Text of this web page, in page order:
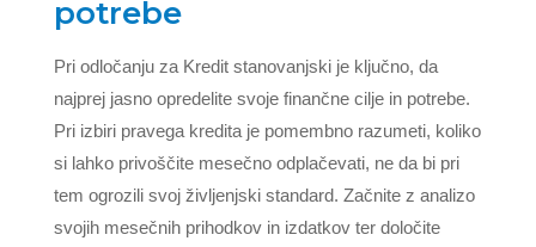
potrebe
Pri odločanju za Kredit stanovanjski je ključno, da
najprej jasno opredelite svoje finančne cilje in potrebe.
Pri izbiri pravega kredita je pomembno razumeti, koliko
si lahko privoščite mesečno odplačevati, ne da bi pri
tem ogrozili svoj življenjski standard. Začnite z analizo
svojih mesečnih prihodkov in izdatkov ter določite